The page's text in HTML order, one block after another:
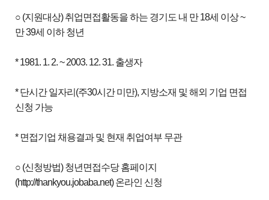
○ (지원대상) 취업면접활동을 하는 경기도 내 만 18세 이상 ~
만 39세 이하 청년
* 1981. 1. 2. ~ 2003. 12. 31. 출생자
* 단시간 일자리(주30시간 미만), 지방소재 및 해외 기업 면접
신청 가능
* 면접기업 채용결과 및 현재 취업여부 무관
○ (신청방법) 청년면접수당 홈페이지
(http://thankyou.jobaba.net) 온라인 신청